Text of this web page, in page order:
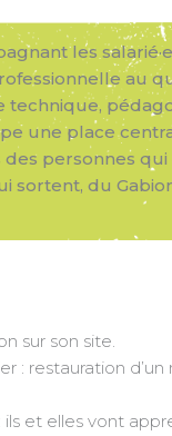
les
au
technique,
une place
personnes qui
sortent, du
sur son site.
: restauration
et elles vont